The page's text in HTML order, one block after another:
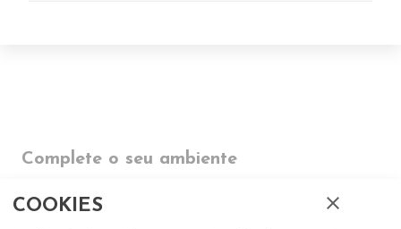
Complete o seu ambiente
COMPLEMENTOS
COOKIES close